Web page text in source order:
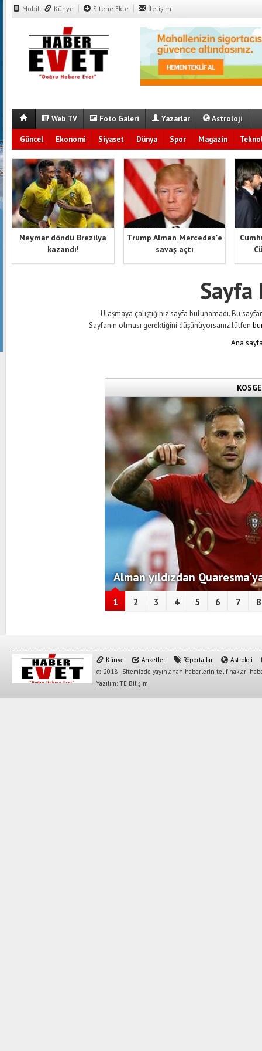
Mobil Künye Sitene Ekle İletişim
Web TV Foto Galeri Yazarlar Astroloji
Güncel Ekonomi Siyaset Dünya Spor Magazin
Neymar döndü Brezilya
kazandı!
Trump Alman Mercedes'e
savaş açtı
Sayfa
Ulaşmaya çalıştığınız sayfa bulunamadı. Bu
Sayfanın olması gerektiğini düşünüyorsanız lütfen
Ana
1 2 3 4 5 6 7 8
Alman yıldızdan
Künye Anketler Röportajlar
Astroloji
© 2018 - Sitemizde yayınlanan haberlerin telif hakları
Yazılım: TE Bilişim